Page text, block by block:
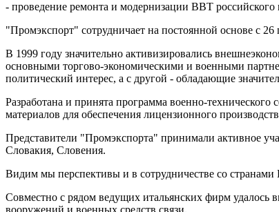
- проведение ремонта и модернизации ВВТ российского
"Промэкспорт" сотрудничает на постоянной основе с
В 1999 году значительно активизировались
основными торгово-экономическими и военными
политический интерес, а с другой - обладающие
Разработана и принята программа военно-
материалов для обеспечения лицензионного
Представители "Промэкспорта" принимали активное
Словакия, Словения.
Видим мы перспективы и в сотрудничестве со
Совместно с рядом ведущих итальянских фирм удалось